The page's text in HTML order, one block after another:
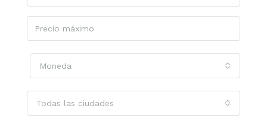
Moneda
Todas las ciudades